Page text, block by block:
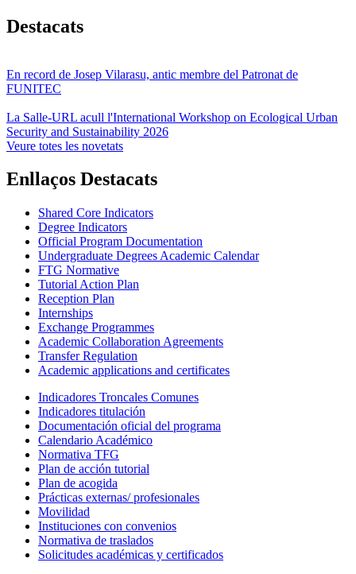
Destacats
En record de Josep Vilarasu, antic membre del Patronat de
FUNITEC
La Salle-URL acull l'International Workshop on Ecological Urban
Security and Sustainability 2026
Veure totes les novetats
Enllaços Destacats
Shared Core Indicators
Degree Indicators
Official Program Documentation
Undergraduate Degrees Academic Calendar
FTG Normative
Tutorial Action Plan
Reception Plan
Internships
Exchange Programmes
Academic Collaboration Agreements
Transfer Regulation
Academic applications and certificates
Indicadores Troncales Comunes
Indicadores titulación
Documentación oficial del programa
Calendario Académico
Normativa TFG
Plan de acción tutorial
Plan de acogida
Prácticas externas/ profesionales
Movilidad
Instituciones con convenios
Normativa de traslados
Solicitudes académicas y certificados